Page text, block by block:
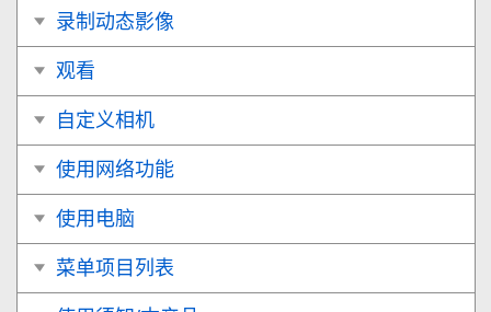
录制动态影像
观看
自定义相机
使用网络功能
使用电脑
菜单项目列表